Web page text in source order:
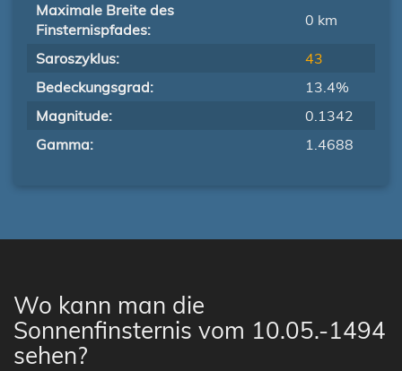
Maximale Breite des
Finsternispfades:
0 km
Saroszyklus:
43
Bedeckungsgrad:
13.4%
Magnitude:
0.1342
Gamma:
1.4688
Wo kann man die
Sonnenfinsternis vom 10.05.-1494
sehen?